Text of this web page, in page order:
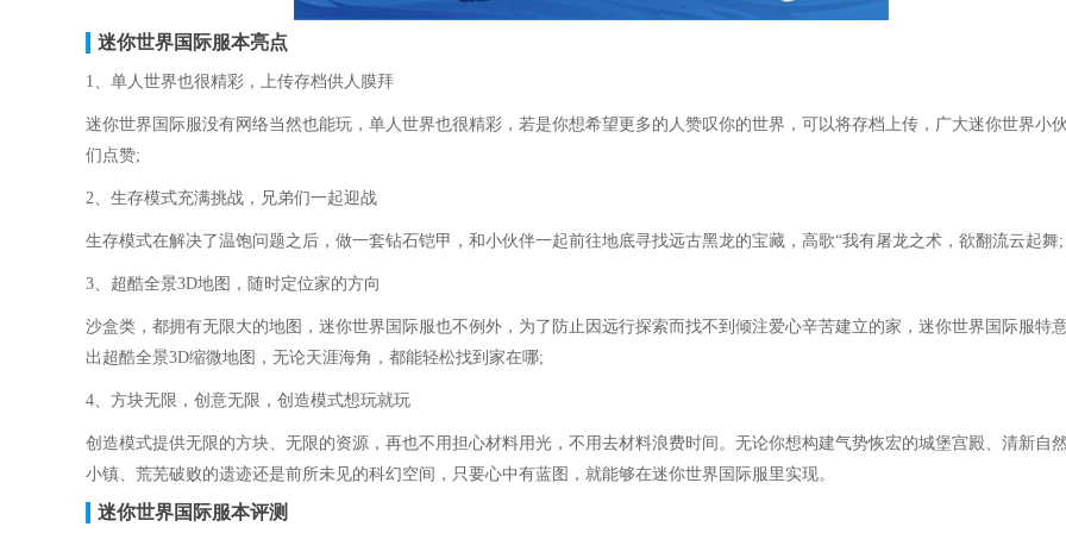
迷你世界国际服本亮点
1、单人世界也很精彩，上传存档供人膜拜
迷你世界国际服没有网络当然也能玩，单人世界也很精彩，若是你想希望更多的人赞叹你的世界，可以将存档上传，广大迷你世界小
们点赞;
2、生存模式充满挑战，兄弟们一起迎战
生存模式在解决了温饱问题之后，做一套钻石铠甲，和小伙伴一起前往地底寻找远古黑龙的宝藏，高歌“我有屠龙之术，欲翻流云起舞;
3、超酷全景3D地图，随时定位家的方向
沙盒类，都拥有无限大的地图，迷你世界国际服也不例外，为了防止因远行探索而找不到倾注爱心辛苦建立的家，迷你世界国际服特
出超酷全景3D缩微地图，无论天涯海角，都能轻松找到家在哪;
4、方块无限，创意无限，创造模式想玩就玩
创造模式提供无限的方块、无限的资源，再也不用担心材料用光，不用去材料浪费时间。无论你想构建气势恢宏的城堡宫殿、清新自
小镇、荒芜破败的遗迹还是前所未见的科幻空间，只要心中有蓝图，就能够在迷你世界国际服里实现。
迷你世界国际服本评测